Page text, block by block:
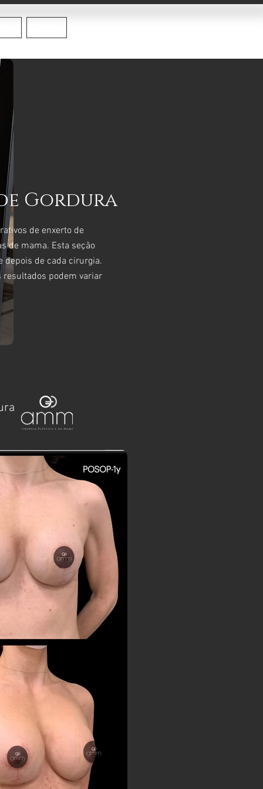
Gordura
de enxerto de
de mama. Esta seção
depois de cada cirurgia.
resultados podem variar